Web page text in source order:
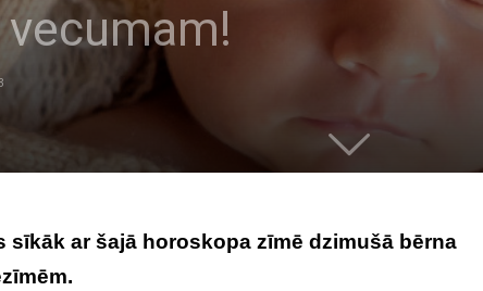
sīkāk ar šajā horoskopa zīmē dzimušā bērna